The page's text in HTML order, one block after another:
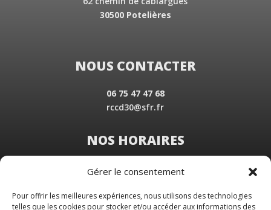
Gérer le consentement
Pour offrir les meilleures expériences, nous utilisons des technologies
telles que les cookies pour stocker et/ou accéder aux informations des
30500 Potelières
NOUS CONTACTER
06 75 47 47 68
rccd30@sfr.fr
NOS HORAIRES
Du Lundi au Vendredi
Samedi sur rendez-vous